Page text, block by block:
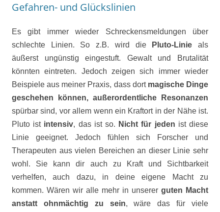
Gefahren- und Glückslinien
Es gibt immer wieder Schreckensmeldungen über
schlechte Linien. So z.B. wird die
Pluto-Linie als
äußerst ungünstig eingestuft. Gewalt und Brutalität
könnten eintreten. Jedoch zeigen sich immer wieder
Beispiele aus meiner Praxis, dass dort magische Dinge
geschehen können, außerordentliche Resonanzen
spürbar sind, vor allem wenn ein Kraftort in der Nähe ist.
Pluto ist intensiv, das ist so. Nicht für jeden ist diese
Linie geeignet. Jedoch fühlen sich Forscher und
Therapeuten aus vielen Bereichen an dieser Linie sehr
wohl. Sie kann dir auch zu Kraft und Sichtbarkeit
verhelfen, auch dazu, in deine eigene Macht zu
kommen. Wären wir alle mehr in unserer guten Macht
anstatt ohnmächtig zu sein, wäre das für viele